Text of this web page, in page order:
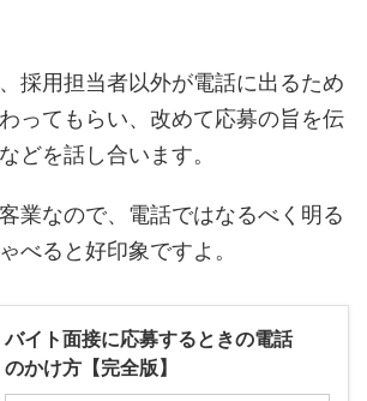
採用担当者以外が電話に出るため
ってもらい、改めて応募の旨を伝
どを話し合います。
業なので、電話ではなるべく明る
べると好印象ですよ。
バイト面接に応募するときの電話
のかけ方【完全版】